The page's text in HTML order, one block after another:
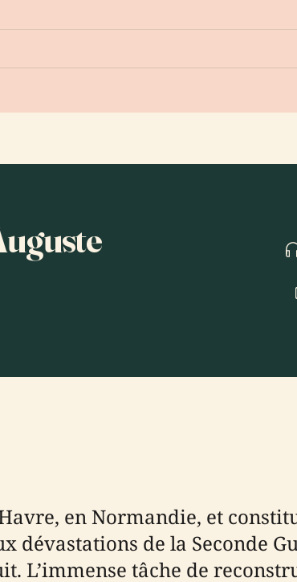
en Normandie, et
dévastations de la Seconde
L’immense tâche de